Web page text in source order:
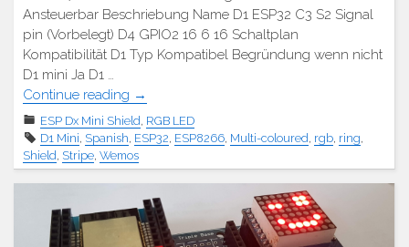
Ansteuerbar Beschriebung Name D1 ESP32 C3 S2 Signal
pin (Vorbelegt) D4 GPIO2 16 6 16 Schaltplan
Kompatibilität D1 Typ Kompatibel Begründung wenn nicht
D1 mini Ja D1 …
Continue reading "D1
Mini
Shield
–
RGB
LED"
→
ESP Dx Mini Shield, RGB LED
D1 Mini, Spanish, ESP32, ESP8266, Multi-coloured, rgb, ring,
Shield, Stripe, Wemos